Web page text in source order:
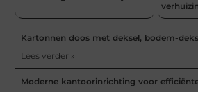
Kartonnen doos met deksel, bodem-
Lees verder »
Moderne kantoorinrichting voor